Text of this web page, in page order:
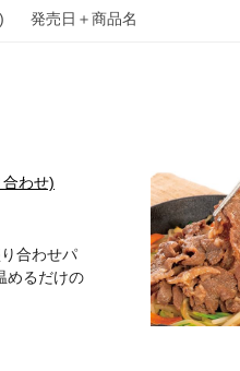
発売日＋商品名
わせ)
合わせパ
めるだけの